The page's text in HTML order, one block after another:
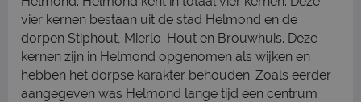
vier kernen bestaan uit de stad Helmond en de
dorpen Stiphout, Mierlo-Hout en Brouwhuis. Deze
kernen zijn in Helmond opgenomen als wijken en
hebben het dorpse karakter behouden. Zoals eerder
aangegeven was Helmond lange tijd een centrum